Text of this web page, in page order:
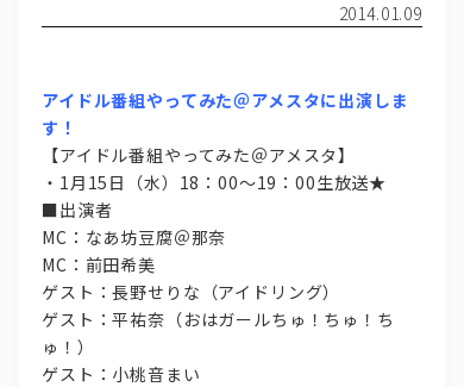
2014.01.09
アイドル番組やってみた＠アメスタに出演しま
す！
【アイドル番組やってみた＠アメスタ】
・1月15日（水）18：00～19：00生放送★
■出演者
MC：なあ坊豆腐＠那奈
MC：前田希美
ゲスト：長野せりな（アイドリング）
ゲスト：平祐奈（おはガールちゅ！ちゅ！ち
ゅ！）
ゲスト：小桃音まい
DISCOGRAPHY
TICKET